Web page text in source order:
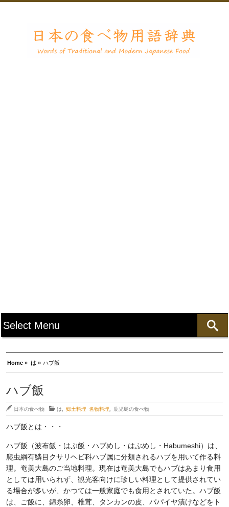
Home » は » ハブ飯
ハブ飯
日本の食べ物 は 郷土料理 名物料理 鹿児島の食べ物
ハブ飯とは・・・
ハブ飯（波布飯・はぶ飯・ハブめし・はぶめし・Habumeshi）は、
爬虫綱有鱗目クサリヘビ科ハブ属に分類されるハブを用いて作る料
理。奄美大島のご当地料理。現在は奄美大島でもハブはあまり食用
としては用いられず、観光客向けに珍しい料理として提供されてい
る場合が多いが、かつては一般家庭でも食用とされていた。ハブ飯
は、ご飯に、錦糸卵、椎茸、タンカンの皮、パパイヤ漬けなどをト